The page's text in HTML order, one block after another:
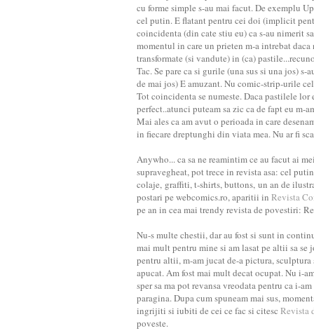
cu forme simple s-au mai facut. De exemplu
cel putin. E flatant pentru cei doi (implicit
coincidenta (din cate stiu eu) ca s-au nimerit
momentul in care un prieten m-a intrebat
transformate (si vandute) in (ca)
Tac. Se pare ca si gurile (una sus si una jos)
de mai jos) E amuzant. Nu comic-strip-urile
Tot coincidenta se numeste. Daca pastilele
perfect..atunci puteam sa zic ca de fapt eu m-
Mai ales ca am avut o perioada in care
in fiecare dreptunghi din viata mea. Nu ar fi
Anywho... ca sa ne reamintim ce au facut ai
supravegheat, pot trece in revista asa: cel
colaje, graffiti, t-shirts, buttons, un an de
postari pe webcomics.ro, aparitii in Revista
pe an in cea mai trendy revista de povestiri:
Nu-s multe chestii, dar au fost si sunt in
mai mult pentru mine si am lasat pe altii sa
pentru altii, m-am jucat de-a pictura,
apucat. Am fost mai mult decat ocupat. Nu i-
sper sa ma pot revansa vreodata pentru ca i-
paragina. Dupa cum spuneam mai sus,
ingrijiti si iubiti de cei ce fac si citesc Revista
poveste.